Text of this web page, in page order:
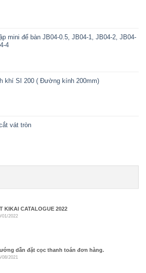
mini để bàn JB04-0.5, JB04-1, JB04-2, JB04-
4
khí SI 200 ( Đường kính 200mm)
vát tròn
KIKAI CATALOGUE 2022
01/2022
dẫn đặt cọc thanh toán đơn hàng.
08/2021